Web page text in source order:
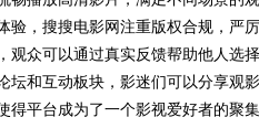
验，搜搜电影网注重版权合规，严
观众可以通过真实反馈帮助他人选
坛和互动板块，影迷们可以分享观
得平台成为了一个影视爱好者的聚